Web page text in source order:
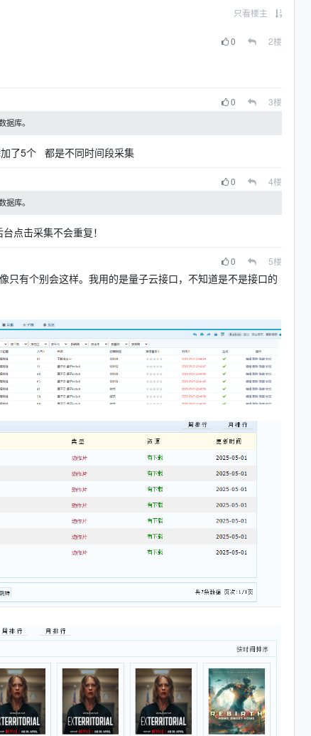
只看楼主
0 2楼
0 3楼
据库。
了5个 都是不同时间段采集
0 4楼
据库。
点击采集不会重复！
0 5楼
只有个别会这样。我用的是量子云接口，不知道是不是接口的